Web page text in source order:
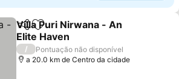
PartilharAdicionar aos favoritos
Villa Puri Nirwana - An
Elite Haven
/
Pontuação não disponível
a 20.0 km de Centro da cidade